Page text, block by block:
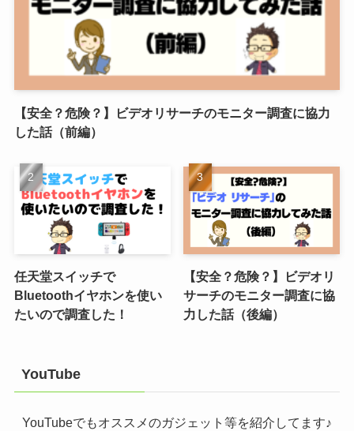
【安全？危険？】ビデオリサーチのモニター調査に協力
した話（前編）
任天堂スイッチで
Bluetoothイヤホンを使い
たいので調査した！
【安全？危険？】ビデオリ
サーチのモニター調査に協
力した話（後編）
YouTube
YouTubeでもオススメのガジェット等を紹介してます♪